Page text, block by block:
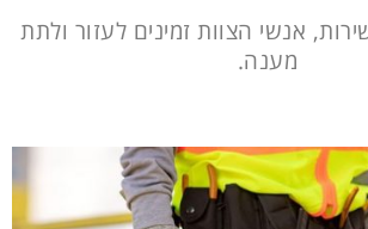
אנשי הצוות זמינים לעזור ולתת
מענה.